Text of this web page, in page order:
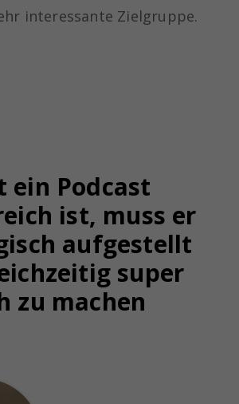
interessante Zielgruppe.
ein Podcast
ist, muss er
aufgestellt
super
zu machen